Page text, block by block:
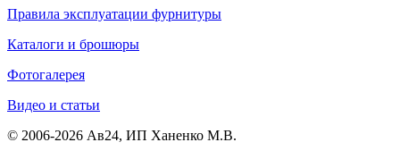
Правила эксплуатации фурнитуры
Каталоги и брошюры
Фотогалерея
Видео и статьи
© 2006-2026 Ав24, ИП Ханенко М.В.